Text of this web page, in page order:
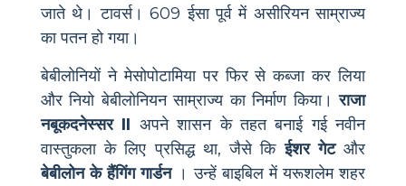
जाते थे। टावर्स। 609 ईसा पूर्व में असीरियन साम्राज्य
का पतन हो गया।
बेबीलोनियों ने मेसोपोटामिया पर फिर से कब्जा कर लिया
और नियो बेबीलोनियन साम्राज्य का निर्माण किया।राजा
नबूकदनेस्सर II अपने शासन के तहत बनाई गई नवीन
वास्तुकला के लिए प्रसिद्ध था, जैसे किईशर गेटऔर
बेबीलोन के हैंगिंग गार्डन। उन्हें बाइबिल में यरूशलेम शहर